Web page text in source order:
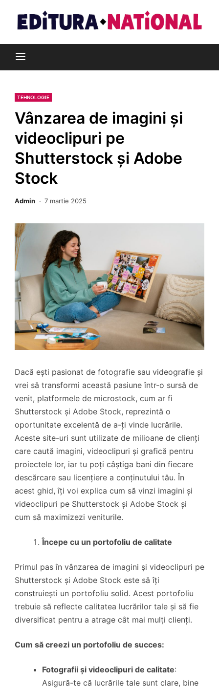
content
Editura Național
TEHNOLOGIE
Vânzarea de imagini și
videoclipuri pe
Shutterstock și Adobe
Stock
Admin 7 martie 2025
Dacă ești pasionat de fotografie sau videografie și
vrei să transformi această pasiune într-o sursă de
venit, platformele de microstock, cum ar fi
Shutterstock și Adobe Stock, reprezintă o
oportunitate excelentă de a-ți vinde lucrările.
Aceste site-uri sunt utilizate de milioane de clienți
care caută imagini, videoclipuri și grafică pentru
proiectele lor, iar tu poți câștiga bani din fiecare
descărcare sau licențiere a conținutului tău. În
acest ghid, îți voi explica cum să vinzi imagini și
videoclipuri pe Shutterstock și Adobe Stock și
cum să maximizezi veniturile.
Începe cu un portofoliu de calitate
Primul pas în vânzarea de imagini și videoclipuri pe
Shutterstock și Adobe Stock este să îți
construiești un portofoliu solid. Acest portofoliu
trebuie să reflecte calitatea lucrărilor tale și să fie
diversificat pentru a atrage cât mai mulți clienți.
Cum să creezi un portofoliu de succes:
Fotografii și videoclipuri de calitate:
Asigură-te că lucrările tale sunt clare, bine